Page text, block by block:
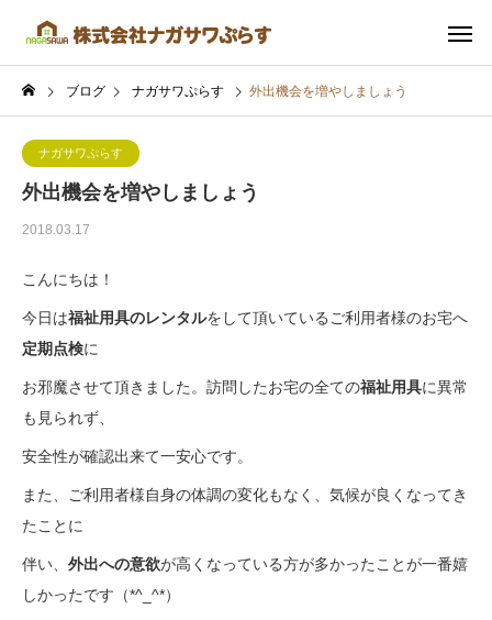
ブログ ナガサワぷらす 外出機会を増やしましょう
ナガサワぷらす
外出機会を増やしましょう
2018.03.17
こんにちは！
今日は福祉用具のレンタルをして頂いているご利用者様のお宅へ
定期点検に
お邪魔させて頂きました。訪問したお宅の全ての福祉用具に異常
も見られず、
安全性が確認出来て一安心です。
また、ご利用者様自身の体調の変化もなく、気候が良くなってき
たことに
伴い、 外出への意欲が高くなっている方が多かったことが一番嬉
しかったです（*^_^*）